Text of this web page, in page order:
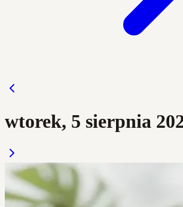
wtorek, 5 sierpnia